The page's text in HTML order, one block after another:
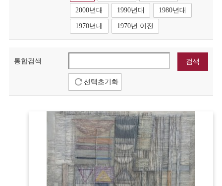
2000년대 1990년대 1980년대
1970년대 1970년 이전
통합검색
선택초기화